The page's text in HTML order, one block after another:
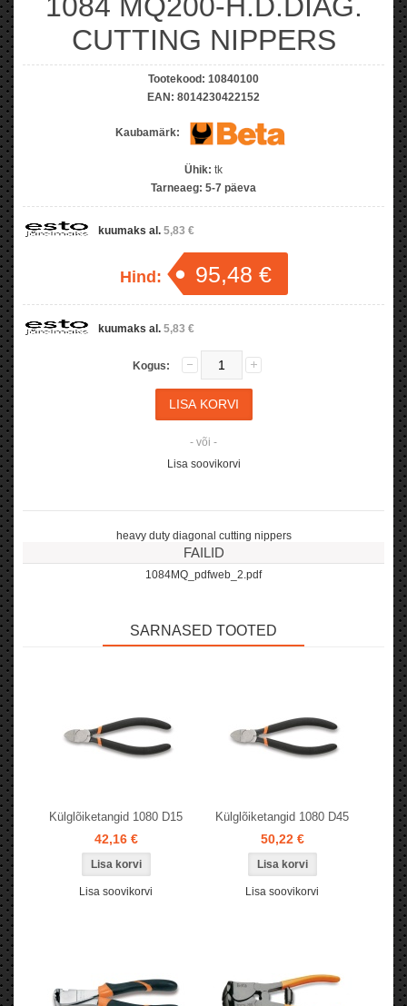
CUTTING NIPPERS
Tootekood: 10840100
EAN: 8014230422152
Kaubamärk:
Ühik: tk
Tarneaeg: 5-7 päeva
kuumaks al. 5,83 €
Hind: 95,48 €
kuumaks al. 5,83 €
Kogus:
- või -
Lisa soovikorvi
heavy duty diagonal cutting nippers
FAILID
1084MQ_pdfweb_2.pdf
SARNASED TOOTED
Külglõiketangid 1080 D15
42,16 €
Lisa soovikorvi
Külglõiketangid 1080 D45
50,22 €
Lisa soovikorvi